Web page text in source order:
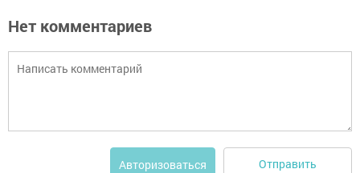
Нет комментариев
Авторизоваться Отправить